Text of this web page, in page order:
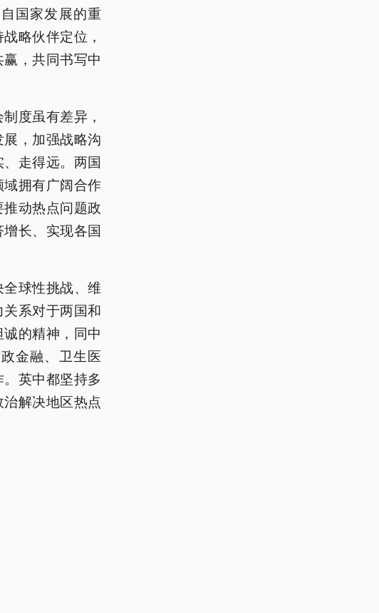
国家发展的重
略伙伴定位，
，共同书写中
度虽有差异，
，加强战略沟
走得远。两国
拥有广阔合作
动热点问题政
长、实现各国
球性挑战、维
系对于两国和
的精神，同中
金融、卫生医
英中都坚持多
解决地区热点